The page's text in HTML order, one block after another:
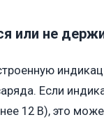
или не
Если
12 В), это